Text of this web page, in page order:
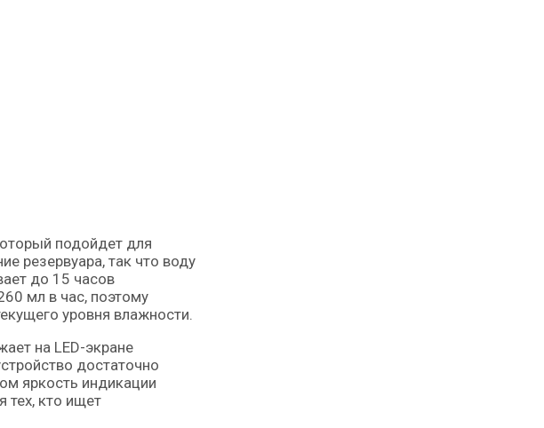
резервуара, так что воду
до 15 часов
мл в час, поэтому
уровня влажности.
на LED-экране
достаточно
яркость индикации
тех, кто ищет